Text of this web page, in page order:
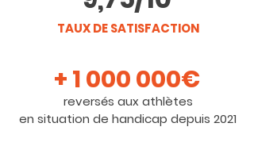
TAUX DE SATISFACTION
+1 000 000€
reversés aux athlètes
en situation de handicap depuis 2021